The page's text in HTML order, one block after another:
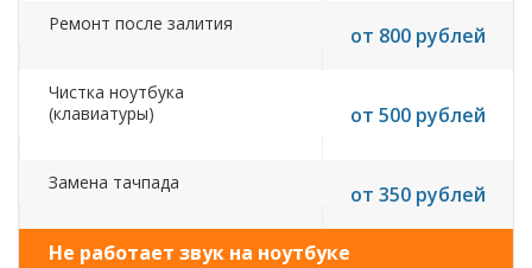
Ремонт после залития от 800 рублей
Чистка ноутбука
(клавиатуры)
от 500 рублей
Замена тачпада от 350 рублей
Не работает звук на ноутбуке